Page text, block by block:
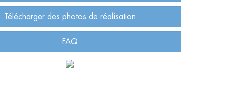
Télécharger des photos de réalisation
FAQ